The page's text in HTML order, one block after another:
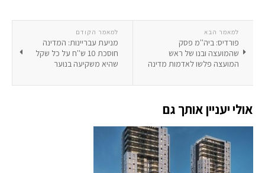
למאמר הקודם
מניעת עבריינות: המדינה
חוסכת 10 ש''ח על כל שקל
שהיא משקיעה בנוער
למאמר הבא
פורדיס: ביה''מ פסק
שהמועצה ובנו של ראש
המועצה פלשו לאדמות מדינה
אולי יעניין אותך גם